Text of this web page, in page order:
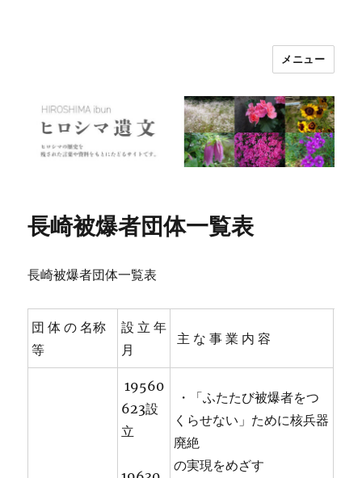
メニュー
長崎被爆者団体一覧表
長崎被爆者団体一覧表
団 体 の 名称
等
設 立 年
月
主 な 事 業 内 容
19560
623設
立
・「ふたたび被爆者をつ
くらせない」ために核兵器
廃絶
の実現をめざす